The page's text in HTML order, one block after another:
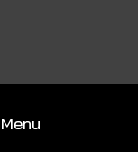
Menu